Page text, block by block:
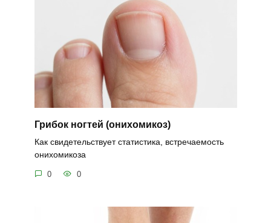
Грибок ногтей (онихомикоз)
Как свидетельствует статистика, встречаемость
онихомикоза
0 0